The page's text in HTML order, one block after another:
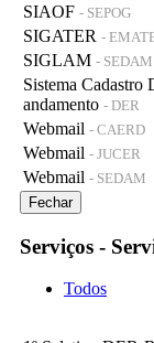
SIAOF - SEPOG
SIGATER -
SIGLAM - SEDAM
Sistema
andamento - DER
Webmail - CAERD
Webmail - JUCER
Webmail - SEDAM
Fechar
Serviços -
Todos